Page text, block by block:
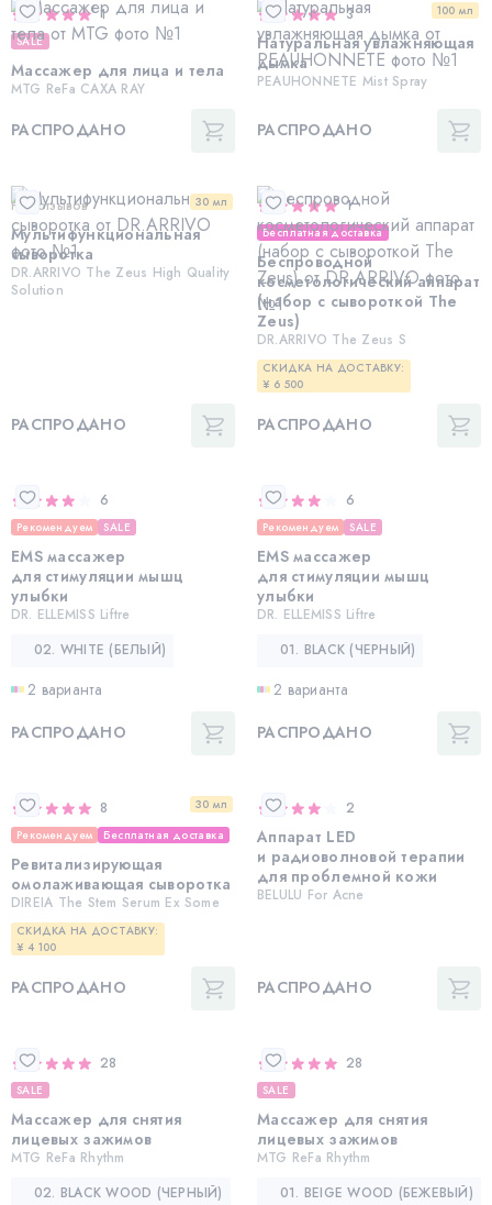
1
SALE
Массажер для лица и тела
MTG ReFa CAXA RAY
РАСПРОДАНО
100 мл
3
Натуральная увлажняющая
дымка
PEAUHONNETE Mist Spray
РАСПРОДАНО
30 мл
Нет отзывов
Мультифункциональная
сыворотка
DR.ARRIVO The Zeus High Quality
Solution
РАСПРОДАНО
1
Бесплатная доставка
Беспроводной
косметологический аппарат
(набор с сывороткой The
Zeus)
DR.ARRIVO The Zeus S
СКИДКА НА ДОСТАВКУ:
¥ 6 500
РАСПРОДАНО
6
Рекомендуем SALE
EMS массажер
для стимуляции мышц
улыбки
DR. ELLEMISS Liftre
02. WHITE (БЕЛЫЙ)
2 варианта
РАСПРОДАНО
6
Рекомендуем SALE
EMS массажер
для стимуляции мышц
улыбки
DR. ELLEMISS Liftre
01. BLACK (ЧЕРНЫЙ)
2 варианта
РАСПРОДАНО
30 мл
8
Рекомендуем Бесплатная доставка
Ревитализирующая
омолаживающая сыворотка
DIREIA The Stem Serum Ex Some
СКИДКА НА ДОСТАВКУ:
¥ 4 100
РАСПРОДАНО
2
Аппарат LED
и радиоволновой терапии
для проблемной кожи
BELULU For Acne
РАСПРОДАНО
28
SALE
Массажер для снятия
лицевых зажимов
MTG ReFa Rhythm
02. BLACK WOOD (ЧЕРНЫЙ)
28
SALE
Массажер для снятия
лицевых зажимов
MTG ReFa Rhythm
01. BEIGE WOOD (БЕЖЕВЫЙ)